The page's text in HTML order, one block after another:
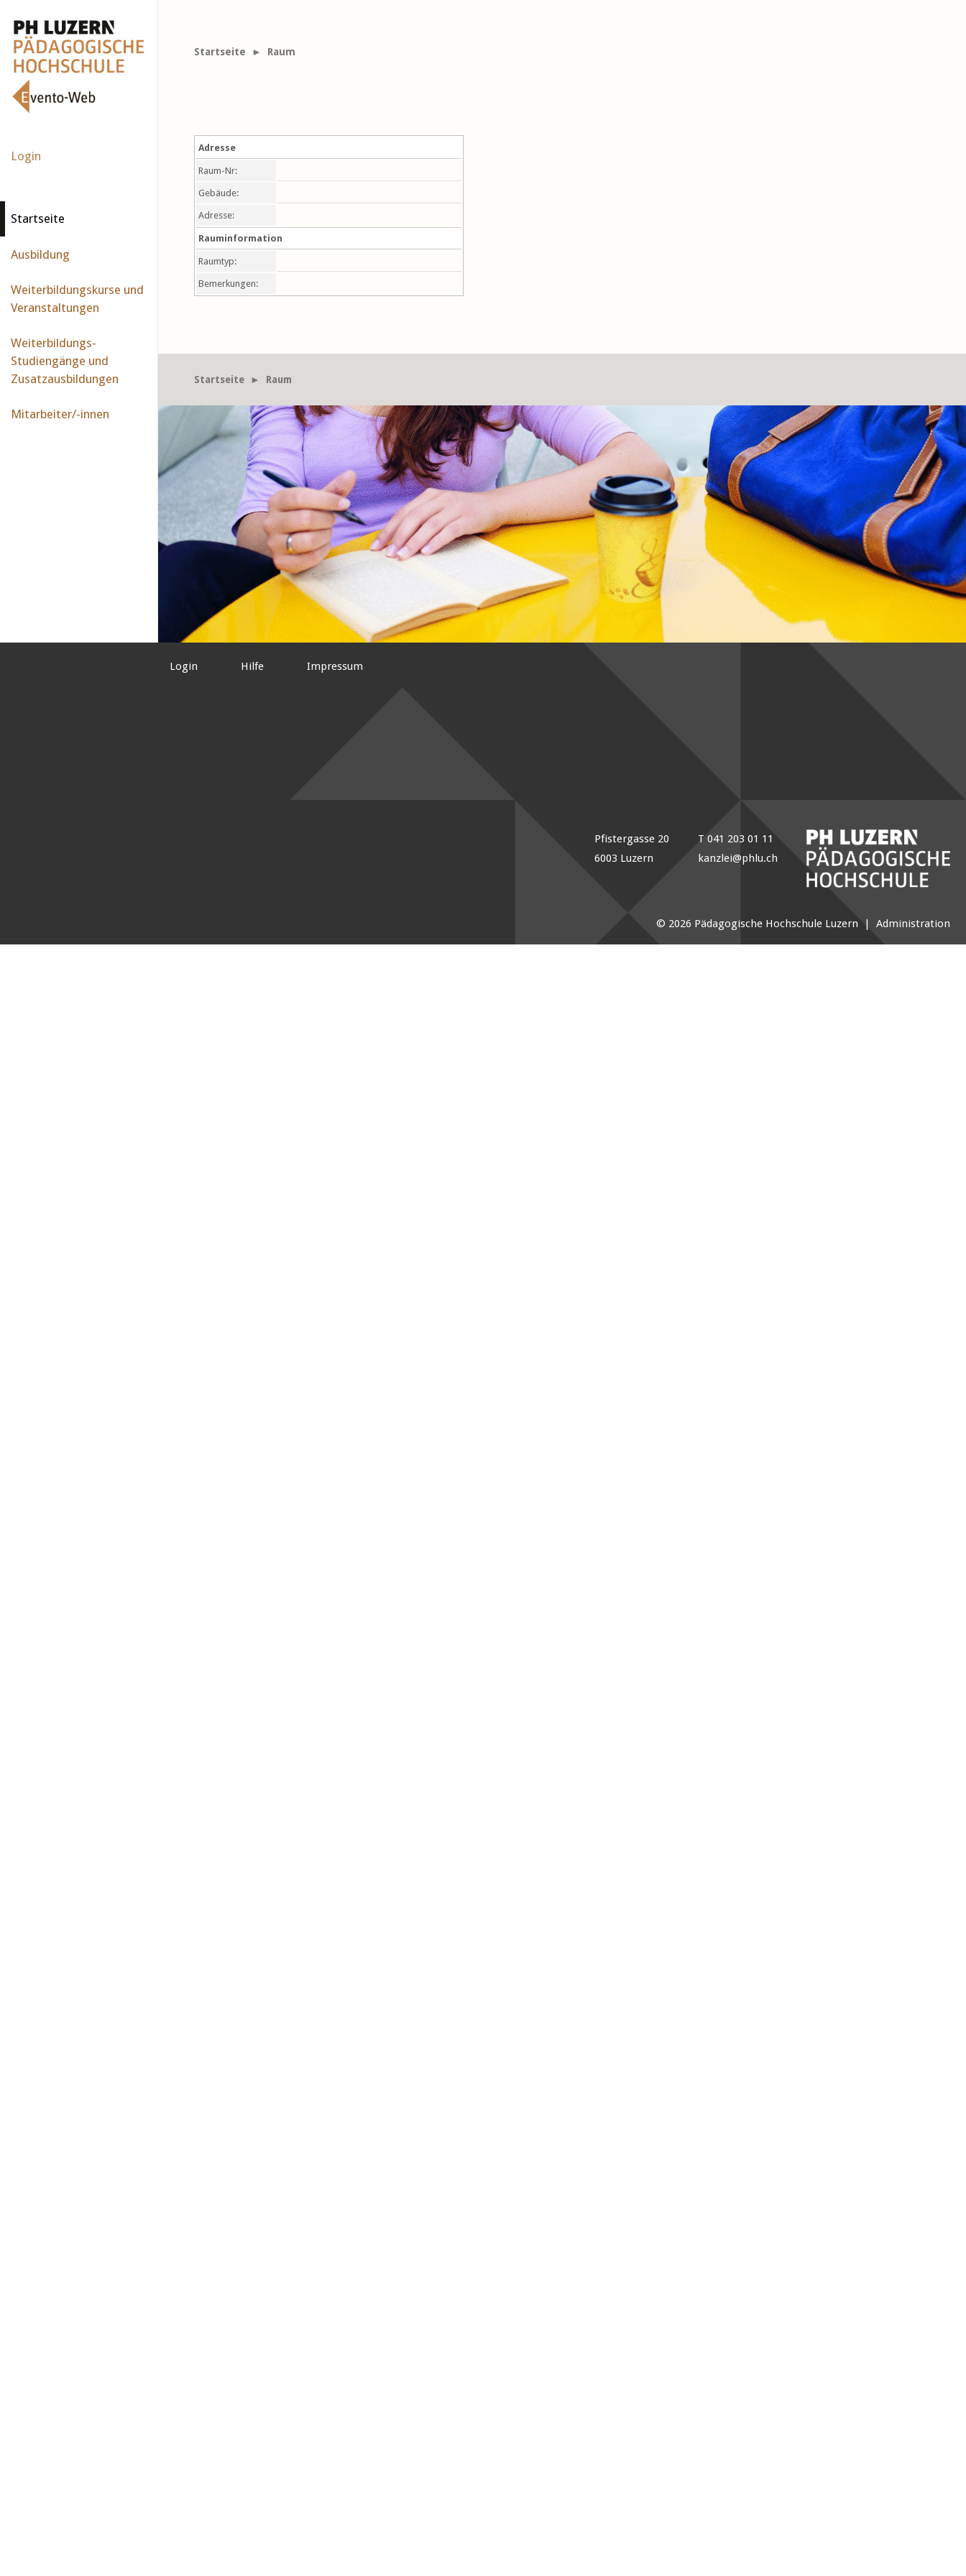
Login
Startseite
Ausbildung
Weiterbildungskurse und
Veranstaltungen
Weiterbildungs-
Studiengänge und
Zusatzausbildungen
Mitarbeiter/-innen
Startseite ► Raum
Adresse
Raum-Nr:
Gebäude:
Adresse:
Rauminformation
Raumtyp:
Bemerkungen:
Startseite ► Raum
Login Hilfe Impressum
Pfistergasse 20
6003 Luzern
T 041 203 01 11
kanzlei@phlu.ch
© 2026 Pädagogische Hochschule Luzern | Administration